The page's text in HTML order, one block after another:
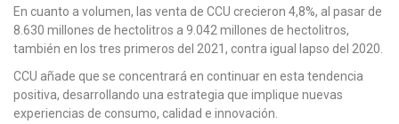
En cuanto a volumen, las venta de CCU crecieron 4,8%, al pasar de
8.630 millones de hectolitros a 9.042 millones de hectolitros,
también en los tres primeros del 2021, contra igual lapso del 2020.
CCU añade que se concentrará en continuar en esta tendencia
positiva, desarrollando una estrategia que implique nuevas
experiencias de consumo, calidad e innovación.